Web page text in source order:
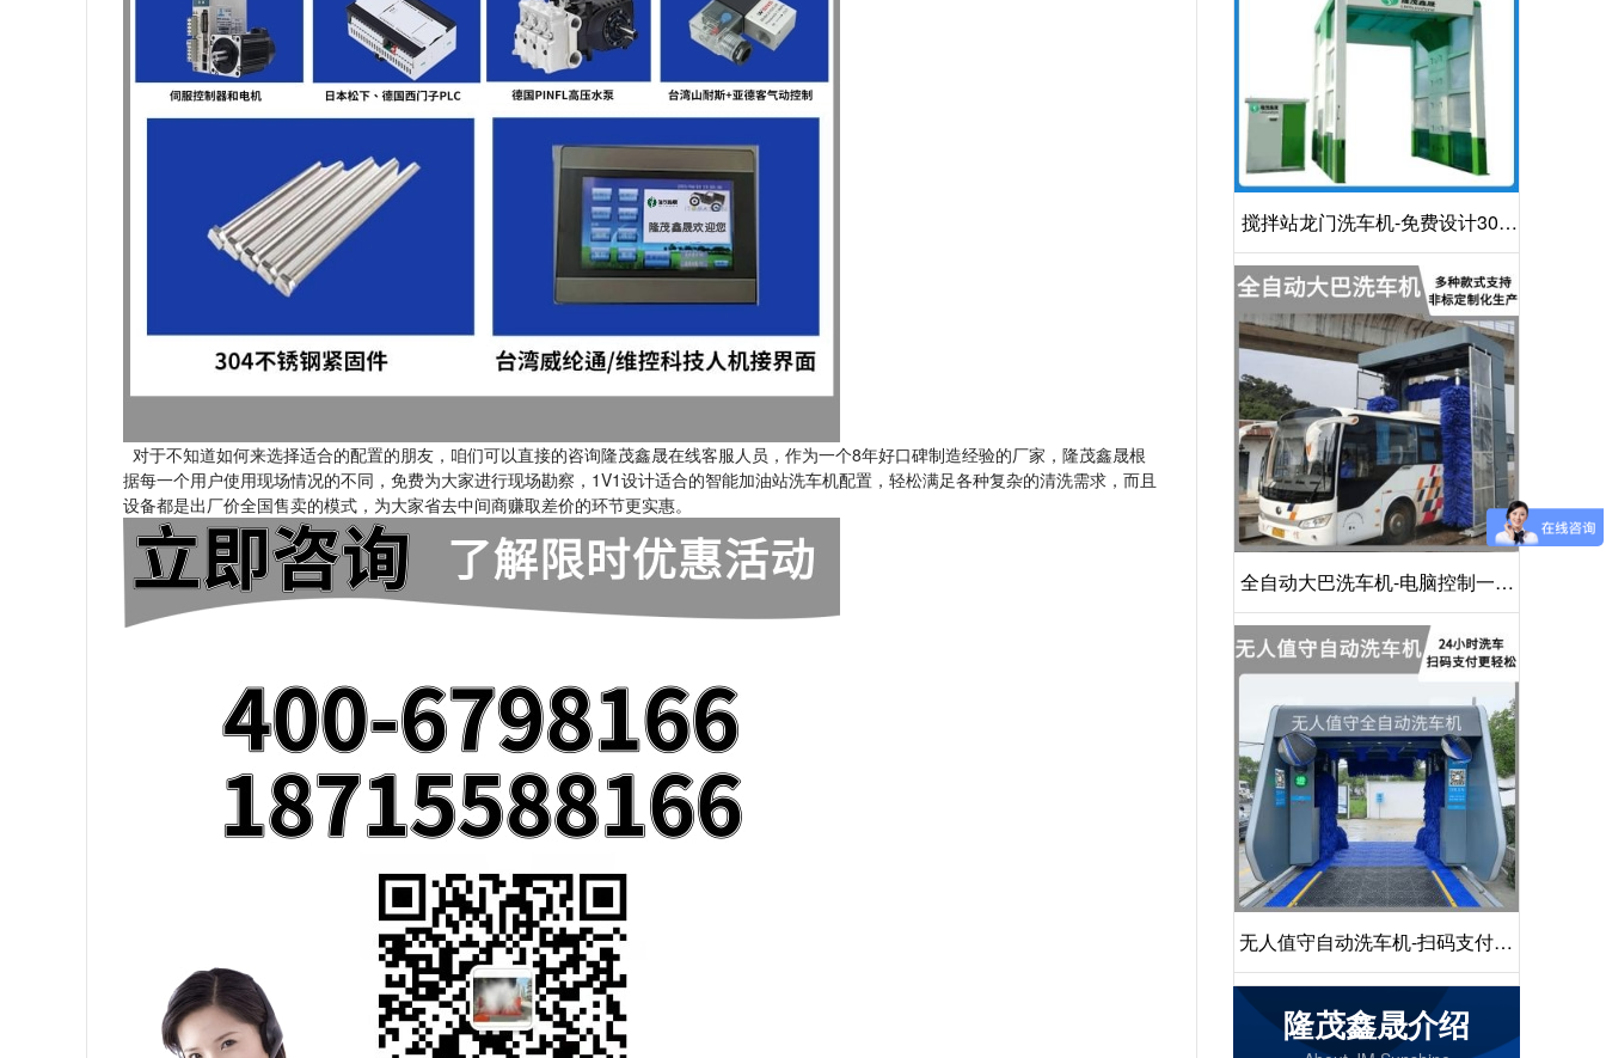
对于不知道如何来选择适合的配置的朋友，咱们可以直接的咨询隆茂鑫晟在线客服人员，作为一个8年好口碑制造经验的厂家，隆茂鑫晟根
据每一个用户使用现场情况的不同，免费为大家进行现场勘察，1V1设计适合的智能加油站洗车机配置，轻松满足各种复杂的清洗需求，而且
设备都是出厂价全国售卖的模式，为大家省去中间商赚取差价的环节更实惠。
搅拌站龙门洗车机-免费设计30S
洁净方案[隆茂鑫晟]
全自动大巴洗车机-电脑控制一键
启动清洗[隆茂鑫晟]
无人值守自动洗车机-扫码支付24
小时不停机洗车[隆茂鑫晟]
隆茂鑫晟介绍